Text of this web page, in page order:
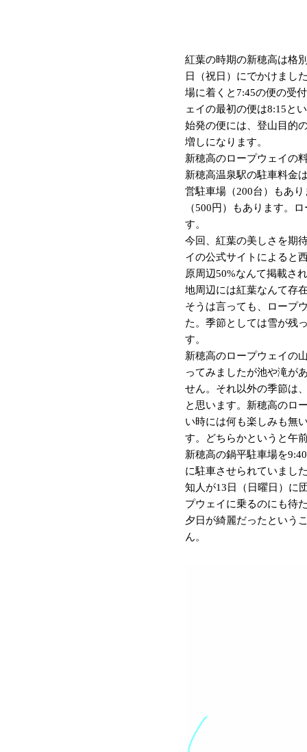
紅葉の時期の新穂高は格
日（祝日）にでかけまし
場に着くと7:45の便の受
ェイの最初の便は8:15と
始発の便には、登山目的
増しになります。
新穂高のロープウェイの
新穂高温泉駅の駐車料金
営駐車場（200台）もあ
（500円）もあります。
す。
今回、紅葉の美しさを期
イの公式サイトによると
原周辺50%なんて掲載さ
地周辺には紅葉なんて存
そうは言っても、ロープ
た。季節としては雪が残
す。
新穂高のロープウェイの
ってみましたが池や滝が
せん。それ以外の季節は
と思います。新穂高のロ
い時には何も楽しみも無
す。どちらかというと午
新穂高の鍋平駐車場を
に駐車させられていまし
知人が13日（日曜日）に
プウェイに乗るのにも待
夕日が綺麗だったという
ん。